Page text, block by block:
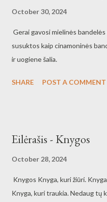
October 30, 2024
Gerai gavosi mielinės
susuktos kaip cinamoninės
ir uogiene šalia.
SHARE POST A COMMENT
Eilėrašis - Knygos
October 28, 2024
Knygos Knyga, kuri žiūri.
Knyga, kuri traukia. Nedaug tų